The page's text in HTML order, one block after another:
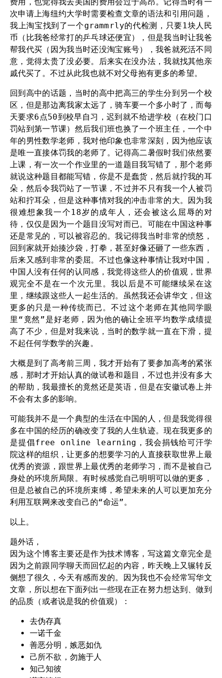
次申请上海纽约大学时需要检查文章的语法和引用问题，
我上淘宝找到了一个grammrly的代检测，只要1块人民
币（比我爸经常打的乒乓球还便宜），但是我当时让我爸
帮我代买（因为我当时还没淘宝账号），我爸就死活不同
意，觉得太贵了没必要。后来实在没办法，我就找其他亲
戚代买了。不过从此我也就不对父母抱有更多的希望。
回到高中的话题，当时的高中把高三的学生分到另一个校
区，但是那边离我家太远了，骑车要一个多小时了，而每
天要求6点50到校早自习，迟到就不给进学校（在校门口
罚站到第一节课）然后我们班也换了一个班主任，一个中
年的男性数学老师，我对他印象也非常深刻，因为他应该
是唯一直接体罚我的老师了。记得高二暑假时我们依然要
上课，有一次一个作业里的一道题目我写错了，那个老师
就说这种题目都能写错，你是不是蠢货，然后就拧我的耳
朵，然后令我罚站了一节课，不过并不只有我一个人被罚
站和拧耳朵，但是这种事情对我的冲击非常的大。因为我
很难想象我一个18岁的成年人，还会被这么屈辱的对
待，仅仅是因为一个题目没写对而已。可能在中国这种事
还是常见的，可以被容忍的。我记得我当时非常的愤怒，
回到家就开始揍沙袋，打拳，甚至好像还砸了一些东西，
后来又感到非常的委屈。不过也像这种事情让我对中国，
中国人没有任何的认同感，我觉得这些人的价值观，世界
观完全不是在一个次元里。我以后是不可能继续呆在这
里，继续跟这些人一起生活的。虽然我还会讲华文，但这
更多的只是一种传统而已。不过这个老师在其他同学眼
里“竟然”是好老师，因为他的确让全班平均数学成绩提
高了不少，但是对我来说，当时的数学就一直在下滑，提
不起任何学数学的兴趣。
大概是到了高考前三周，我才开始有了要参加高考的紧张
感，那时才开始认真的做试卷和题目，不过也并没有多大
的帮助，我最擅长的竟然还是英语，但是在安徽试卷上并
不会有太多的影响。
可能我并不是一个典型的生活在中国的人，但是我觉得很
多在中国的经历的确改变了我的人生轨迹。现在我更多的
是提倡free online learning，我会捐钱给可汗学
院这样的组织，让更多的想要学习的人直接获取世界上最
优秀的资源，跟世界上最优秀的老师学习，而不是被自己
身处的环境所局限。有时候感觉自己明明可以做的更多，
但是总被自己的环境所束缚，希望未来的人可以更加充分
利用互联网来改变自己的“命运”。
以上。
题外话，
因为这个博客主要还是作为技术博客，写这篇文章完全是
因为之前跟同学聊天而回忆起的内容，昨天晚上又辗转反
侧想了很久，今天有感而发的。因为我也不会经常写华文
文章，所以想在下面列出一些现在正在努力想达到、做到
的品质（或者说是我的价值观）：
去伪存真
一诺千金
善恶分明，嫉恶如仇
己所不欲，勿施于人
知己知彼